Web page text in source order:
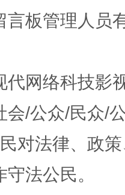
实 一纸欠
言板管理人员
代网络科技影
会/公众/民众/
对法律、政
法公民。